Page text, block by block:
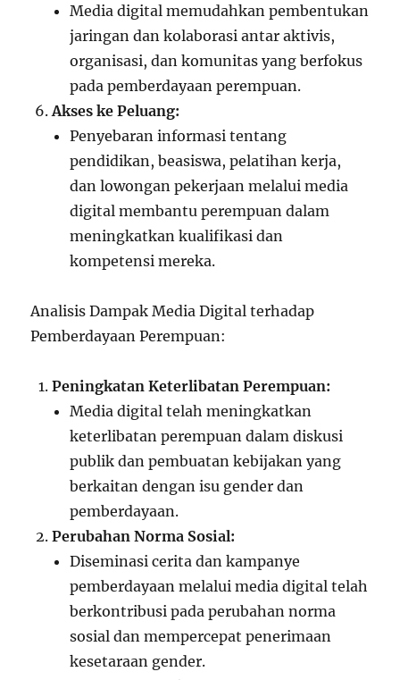
Media digital memudahkan pembentukan
jaringan dan kolaborasi antar aktivis,
organisasi, dan komunitas yang berfokus
pada pemberdayaan perempuan.
Akses ke Peluang:
Penyebaran informasi tentang
pendidikan, beasiswa, pelatihan kerja,
dan lowongan pekerjaan melalui media
digital membantu perempuan dalam
meningkatkan kualifikasi dan
kompetensi mereka.
Analisis Dampak Media Digital terhadap
Pemberdayaan Perempuan:
Peningkatan Keterlibatan Perempuan:
Media digital telah meningkatkan
keterlibatan perempuan dalam diskusi
publik dan pembuatan kebijakan yang
berkaitan dengan isu gender dan
pemberdayaan.
Perubahan Norma Sosial:
Diseminasi cerita dan kampanye
pemberdayaan melalui media digital telah
berkontribusi pada perubahan norma
sosial dan mempercepat penerimaan
kesetaraan gender.